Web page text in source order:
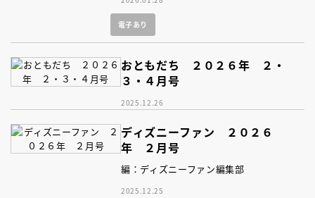
電子あり
おともだち ２０２６年 ２・
３・４月号
2025.12.26
ディズニーファン ２０２６
年 ２月号
編：ディズニーファン編集部
2025.12.25